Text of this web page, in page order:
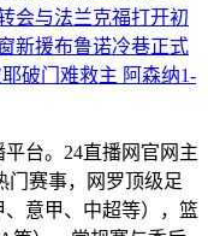
会与法兰克福打开初
新援布鲁诺冷巷正式
破门难救主 阿森纳1-
台。24直播网官网主
门赛事，网罗顶级足
意甲、中超等），篮